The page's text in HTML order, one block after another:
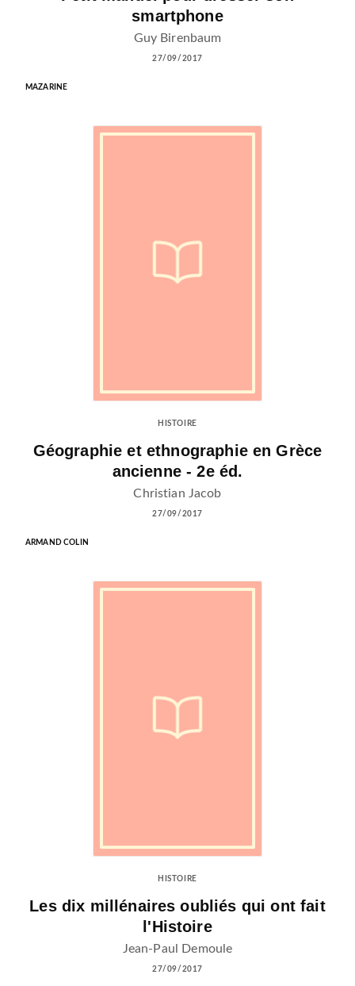
smartphone
Guy Birenbaum
27/09/2017
MAZARINE
HISTOIRE
Géographie et ethnographie en Grèce
ancienne - 2e éd.
Christian Jacob
27/09/2017
ARMAND COLIN
HISTOIRE
Les dix millénaires oubliés qui ont fait
l'Histoire
Jean-Paul Demoule
27/09/2017